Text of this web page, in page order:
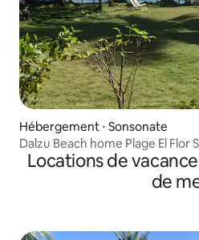
Hébergement ⋅ Sonsonate
Dalzu Beach home Plage El Flor
Locations de
de